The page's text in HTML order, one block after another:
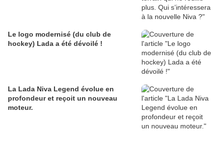
Le logo modernisé (du club de
hockey) Lada a été dévoilé !
La Lada Niva Legend évolue en
profondeur et reçoit un nouveau
moteur.